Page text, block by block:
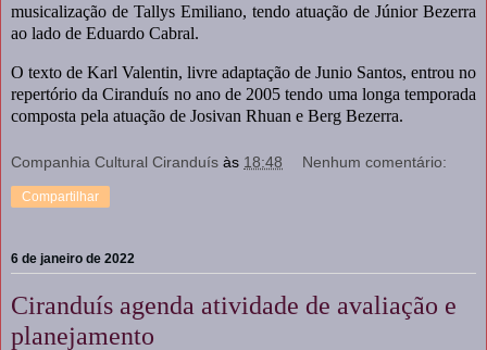
musicalização de Tallys Emiliano, tendo atuação de Júnior Bezerra
ao lado de Eduardo Cabral.
O texto de Karl Valentin, livre adaptação de Junio Santos, entrou no
repertório da Ciranduís no ano de 2005 tendo uma longa temporada
composta pela atuação de Josivan Rhuan e Berg Bezerra.
Companhia Cultural Ciranduís às 18:48 Nenhum comentário:
Compartilhar
6 de janeiro de 2022
Ciranduís agenda atividade de avaliação e
planejamento